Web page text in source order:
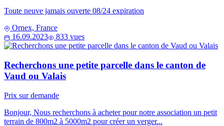
Toute neuve jamais ouverte 08/24 expiration
Ornex, France
16.09.2023
833 vues
Recherchons une petite parcelle dans le canton de
Vaud ou Valais
Prix sur demande
Bonjour, Nous recherchons à acheter pour notre association un petit
terrain de 800m2 à 5000m2 pour créer un verger...